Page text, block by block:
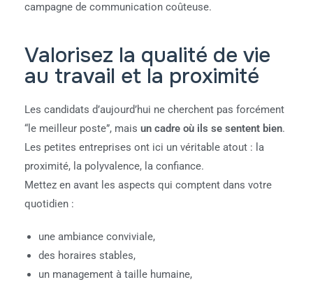
campagne de communication coûteuse.
Valorisez la qualité de vie
au travail et la proximité
Les candidats d’aujourd’hui ne cherchent pas forcément
“le meilleur poste”, mais un cadre où ils se sentent bien.
Les petites entreprises ont ici un véritable atout : la
proximité, la polyvalence, la confiance.
Mettez en avant les aspects qui comptent dans votre
quotidien :
une ambiance conviviale,
des horaires stables,
un management à taille humaine,